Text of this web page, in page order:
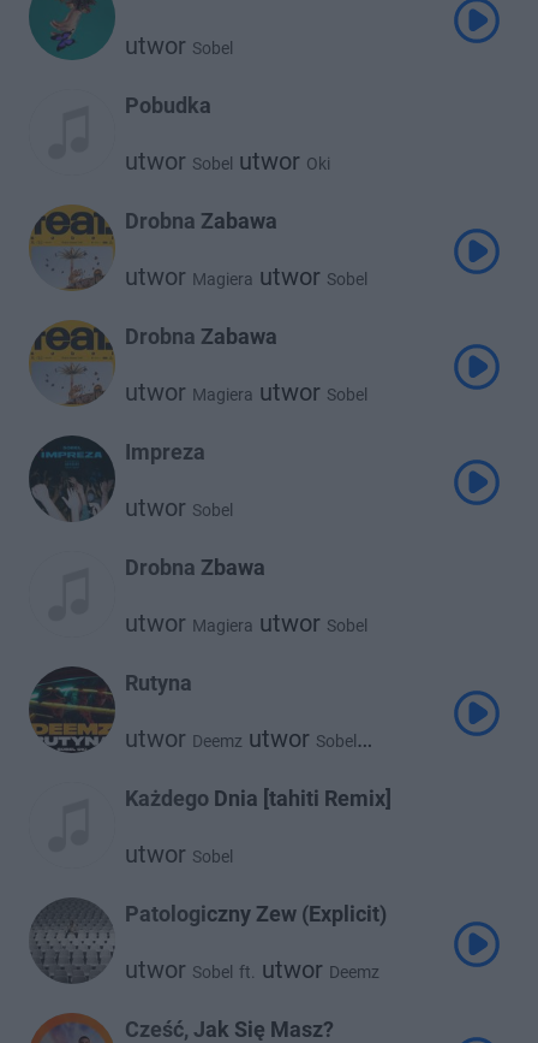
utwor Sobel
Pobudka
utwor Sobel utwor Oki
Drobna Zabawa
utwor Magiera utwor Sobel
Drobna Zabawa
utwor Magiera utwor Sobel
Impreza
utwor Sobel
Drobna Zbawa
utwor Magiera utwor Sobel
Rutyna
utwor Deemz utwor Sobel
Każdego Dnia [tahiti Remix]
utwor Sobel
Patologiczny Zew (Explicit)
utwor Sobel ft. utwor Deemz
Cześć, Jak Się Masz?